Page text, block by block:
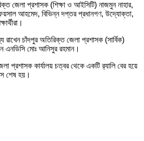
জেলা প্রশাসক (শিক্ষা ও আইসিটি) নাজমুন নাহার,
ফয়সাল আহমেদ, বিভিন্ন দপ্তর প্রধানগণ, উদ্যোক্তা,
চাঁদপুর অতিরিক্ত জেলা প্রশাসক (সার্বিক)
এনডিসি মোঃ আনিসুর রহমান।
প্রশাসক কার্যালয় চত্বর থেকে একটি র‌্যালি বের হয়ে
শেষ হয়।